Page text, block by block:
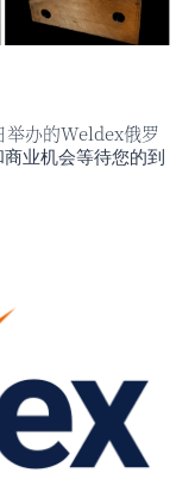
举办的Weldex俄罗
业机会等待您的到